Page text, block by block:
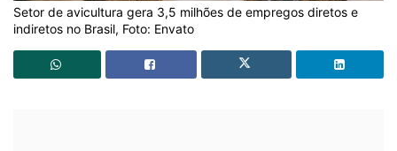
Setor de avicultura gera 3,5 milhões de empregos diretos e
indiretos no Brasil, Foto: Envato